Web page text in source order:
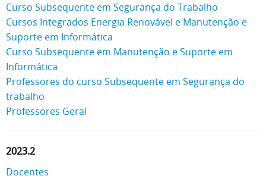
Curso Subsequente em Segurança do Trabalho
Cursos Integrados Energia Renovável e Manutenção e
Suporte em Informática
Curso Subsequente em Manutenção e Suporte em
Informática
Professores do curso Subsequente em Segurança do
trabalho
Professores Geral
2023.2
Docentes